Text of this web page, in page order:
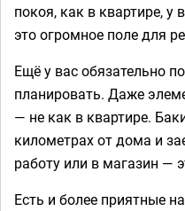
покоя, как в квартире,
это огромное поле для
Ещё у вас обязательно
планировать. Даже
— не как в квартире.
километрах от дома и
работу или в магазин —
Есть и более приятные